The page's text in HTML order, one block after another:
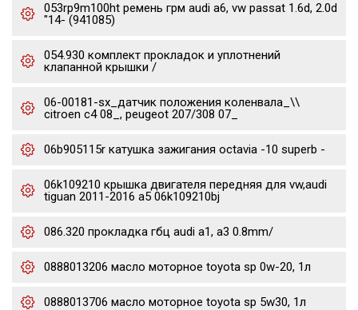
053rp9m100ht ремень грм audi a6, vw passat 1.6d, 2.0d
"14- (941085)
054.930 комплект прокладок и уплотнений
клапанной крышки /
06-00181-sx_датчик положения коленвала_\\
citroen c4 08_, peugeot 207/308 07_
06b905115r катушка зажигания octavia -10 superb -
06k109210 крышка двигателя передняя для vw,audi
tiguan 2011-2016 a5 06k109210bj
086.320 прокладка гбц audi a1, a3 0.8mm/
0888013206 масло моторное toyota sp 0w-20, 1л
0888013706 масло моторное toyota sp 5w30, 1л